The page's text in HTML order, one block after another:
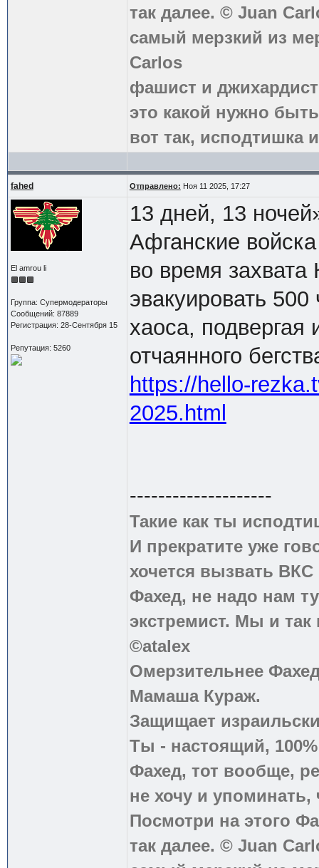
так далее. © Juan
самый мерзкий из
Carlos
фашист и
это какой нужно
вот так, исподтишка
fahed Отправлено: Ноя 11 2025, 17:27
El amrou li
Группа: Супермодераторы
Сообщений: 87889
Регистрация: 28-Сентября 15
Репутация: 5260
13 дней, 13
Афганские
во время
эвакуировать
хаоса, подвергая
отчаянного
https://hello-
2025.html
--------------------
Такие как ты
И прекратите уже
хочется вызвать
Фахед, не надо нам
экстремист. Мы и
©atalex
Омерзительнее
Мамаша Кураж.
Защищает
Ты - настоящий,
Фахед, тот вообще,
не хочу и
Посмотри на этого
так далее. © Juan